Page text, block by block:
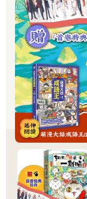
了。也就是在那一
跤，和香魚、山豬
被一棵扁柏擋了下
ina遠遠拋在後頭，
從此山徑上又恢復
的是小鐵，發出「
的餐點總是不知道
妻子處理，它們不
了強迫自己入睡，
食材偷走。小鐵的
愛的那口鍋子包上
屋內，埋在房子中
人已經很少使用的
小鐵高中畢業後，
只是忘了將機車鑰